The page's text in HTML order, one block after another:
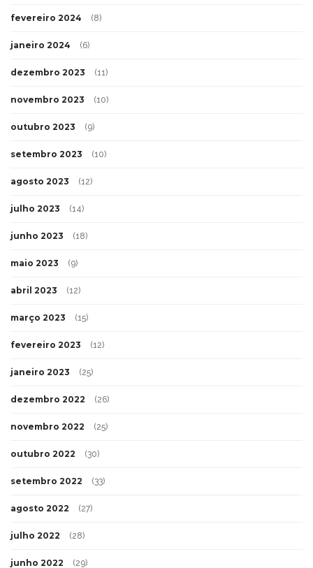
fevereiro 2024 (8)
janeiro 2024 (6)
dezembro 2023 (11)
novembro 2023 (10)
outubro 2023 (9)
setembro 2023 (10)
agosto 2023 (12)
julho 2023 (14)
junho 2023 (18)
maio 2023 (9)
abril 2023 (12)
março 2023 (15)
fevereiro 2023 (12)
janeiro 2023 (25)
dezembro 2022 (26)
novembro 2022 (25)
outubro 2022 (30)
setembro 2022 (33)
agosto 2022 (27)
julho 2022 (28)
junho 2022 (29)